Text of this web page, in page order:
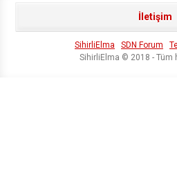
İletişim
SihirliElma SDN Forum
SihirliElma © 2018 - Tüm